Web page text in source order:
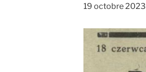
19 octobre 2023